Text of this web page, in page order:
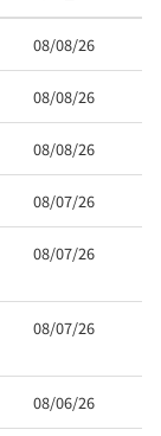
08/08/26
08/08/26
08/08/26
08/07/26
08/07/26
08/07/26
08/06/26